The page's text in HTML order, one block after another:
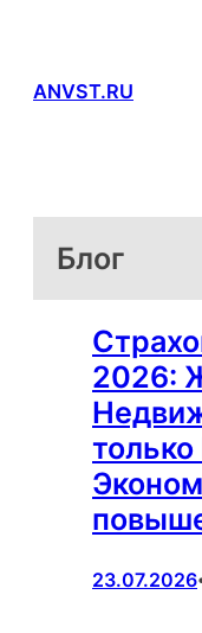
ANVST.RU
Блог
2026:
23.07.2026